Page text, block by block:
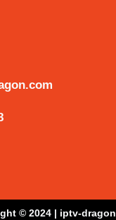
© 2024 | iptv-dragon